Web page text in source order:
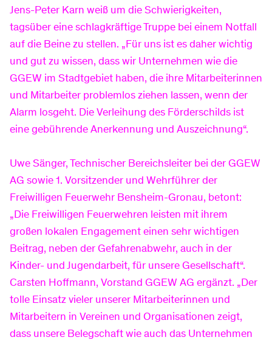
Hilfe & Service
Kundenportal
Downloads
FAQ
Umzug melden
Vertrag kündigen
Tarif- & Produktwechsel
Router zurück senden
Freunde werben
Hausbau-Services
Hausanschluss
Planauskunft
Zähler-Service
Standrohr mieten
Service
FAQ
Dokumente & Formulare
Jens-Peter Karn weiß um die Schwierigkeiten,
tagsüber eine schlagkräftige Truppe bei einem Notfall
auf die Beine zu stellen. „Für uns ist es daher wichtig
und gut zu wissen, dass wir Unternehmen wie die
GGEW im Stadtgebiet haben, die ihre Mitarbeiterinnen
und Mitarbeiter problemlos ziehen lassen, wenn der
Alarm losgeht. Die Verleihung des Förderschilds ist
eine gebührende Anerkennung und Auszeichnung“.
Uwe Sänger, Technischer Bereichsleiter bei der GGEW
AG sowie 1. Vorsitzender und Wehrführer der
Freiwilligen Feuerwehr Bensheim-Gronau, betont:
„Die Freiwilligen Feuerwehren leisten mit ihrem
großen lokalen Engagement einen sehr wichtigen
Beitrag, neben der Gefahrenabwehr, auch in der
Kinder- und Jugendarbeit, für unsere Gesellschaft“.
Carsten Hoffmann, Vorstand GGEW AG ergänzt. „Der
tolle Einsatz vieler unserer Mitarbeiterinnen und
Mitarbeitern in Vereinen und Organisationen zeigt,
dass unsere Belegschaft wie auch das Unternehmen